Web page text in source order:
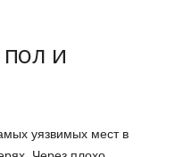
и
уязвимых мест в